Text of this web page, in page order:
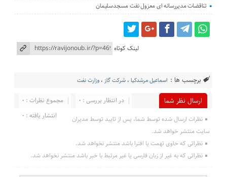
تناقضات مدیررسانه ای معزول نفت مسجدسلیمان
لینک کوتاه
برچسب ها : اسماعیل مرشدکیا ،شرکت گاز ،وزارت نفت
ارسال نظر شما مجموع نظرات : 0
در انتظار بررسی : 0
انتشار یافته : 0
نظرات ارسال شده توسط شما، پس از تایید توسط مدیران
سایت منتشر خواهد شد.
نظراتی که حاوی تهمت یا افترا باشد منتشر نخواهد شد.
نظراتی که به غیر از زبان فارسی یا غیر مرتبط با خبر باشد منتشر نخواهد شد.